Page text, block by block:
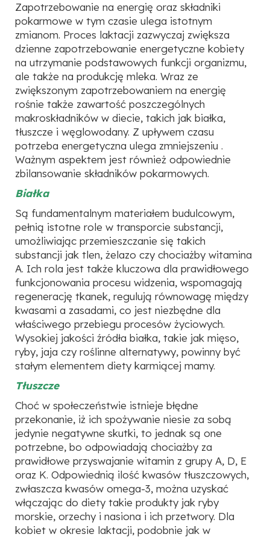
Zapotrzebowanie na energię oraz składniki
pokarmowe w tym czasie ulega istotnym
zmianom. Proces laktacji zazwyczaj zwiększa
dzienne zapotrzebowanie energetyczne kobiety
na utrzymanie podstawowych funkcji organizmu,
ale także na produkcję mleka. Wraz ze
zwiększonym zapotrzebowaniem na energię
rośnie także zawartość poszczególnych
makroskładników w diecie, takich jak białka,
tłuszcze i węglowodany. Z upływem czasu
potrzeba energetyczna ulega zmniejszeniu .
Ważnym aspektem jest również odpowiednie
zbilansowanie składników pokarmowych.
Białka
Są fundamentalnym materiałem budulcowym,
pełnią istotne role w transporcie substancji,
umożliwiając przemieszczanie się takich
substancji jak tlen, żelazo czy chociażby witamina
A. Ich rola jest także kluczowa dla prawidłowego
funkcjonowania procesu widzenia, wspomagają
regenerację tkanek, regulują równowagę między
kwasami a zasadami, co jest niezbędne dla
właściwego przebiegu procesów życiowych.
Wysokiej jakości źródła białka, takie jak mięso,
ryby, jaja czy roślinne alternatywy, powinny być
stałym elementem diety karmiącej mamy.
Tłuszcze
Choć w społeczeństwie istnieje błędne
przekonanie, iż ich spożywanie niesie za sobą
jedynie negatywne skutki, to jednak są one
potrzebne, bo odpowiadają chociażby za
prawidłowe przyswajanie witamin z grupy A, D, E
oraz K. Odpowiednią ilość kwasów tłuszczowych,
zwłaszcza kwasów omega-3, można uzyskać
włączając do diety takie produkty jak ryby
morskie, orzechy i nasiona i ich przetwory. Dla
kobiet w okresie laktacji, podobnie jak w